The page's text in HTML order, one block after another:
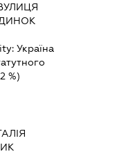
Україна
%)